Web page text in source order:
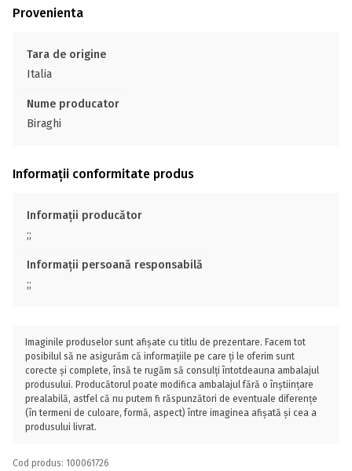
Provenienta
Tara de origine
Italia
Nume producator
Biraghi
Informații conformitate produs
Informații producător
;;
Informații persoană responsabilă
;;
Imaginile produselor sunt afișate cu titlu de prezentare. Facem tot
posibilul să ne asigurăm că informațiile pe care ți le oferim sunt
corecte și complete, însă te rugăm să consulți întotdeauna ambalajul
produsului. Producătorul poate modifica ambalajul fără o înștiințare
prealabilă, astfel că nu putem fi răspunzători de eventuale diferențe
(în termeni de culoare, formă, aspect) între imaginea afișată și cea a
produsului livrat.
Cod produs: 100061726